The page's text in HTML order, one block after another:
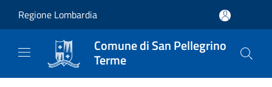
Regione Lombardia
Comune di San Pellegrino
Terme